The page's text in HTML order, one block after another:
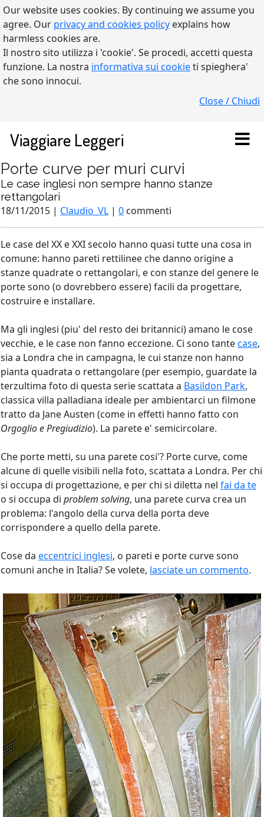
Our website uses cookies. By continuing we assume you
agree. Our privacy and cookies policy explains how
harmless cookies are.
Il nostro sito utilizza i 'cookie'. Se procedi, accetti questa
funzione. La nostra informativa sui cookieti spieghera'
che sono innocui.
Close / Chiudi
Viaggiare Leggeri
Porte curve per muri curvi
Le case inglesi non sempre hanno stanze
rettangolari
18/11/2015 | Claudio_VL | 0 commenti
Le case del XX e XXI secolo hanno quasi tutte una cosa in
comune: hanno pareti rettilinee che danno origine a
stanze quadrate o rettangolari, e con stanze del genere le
porte sono (o dovrebbero essere) facili da progettare,
costruire e installare.
Ma gli inglesi (piu' del resto dei britannici) amano le cose
vecchie, e le case non fanno eccezione. Ci sono tantecase,
sia a Londra che in campagna, le cui stanze non hanno
pianta quadrata o rettangolare (per esempio, guardate la
terzultima foto di questa serie scattata a Basildon Park,
classica villa palladiana ideale per ambientarci un filmone
tratto da Jane Austen (come in effetti hanno fatto con
Orgoglio e Pregiudizio). La parete e' semicircolare.
Che porte metti, su una parete cosi'? Porte curve, come
alcune di quelle visibili nella foto, scattata a Londra. Per chi
si occupa di progettazione, e per chi si diletta nel fai da te
o si occupa di problem solving, una parete curva crea un
problema: l'angolo della curva della porta deve
corrispondere a quello della parete.
Cose da eccentrici inglesi, o pareti e porte curve sono
comuni anche in Italia? Se volete, lasciate un commento.